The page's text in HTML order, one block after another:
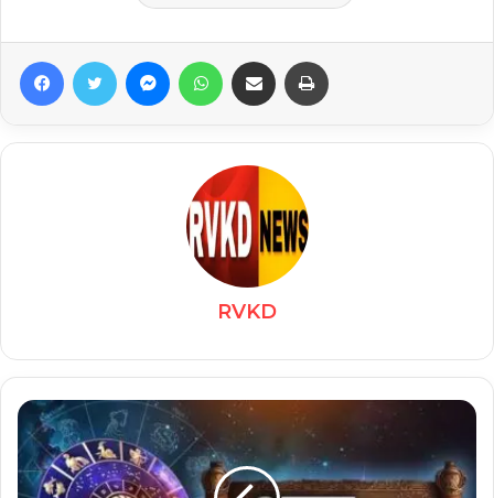
FacebookTwitter MessengerWhatsAppShare via Email
RVKD